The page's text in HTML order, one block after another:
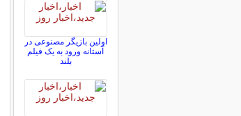
اولین بازیگر مصنوعی در
آستانه ورود به یک فیلم
بلند